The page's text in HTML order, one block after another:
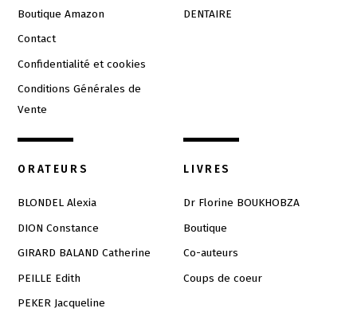
Boutique Amazon
Contact
Confidentialité et cookies
Conditions Générales de
Vente
DENTAIRE
ORATEURS
BLONDEL Alexia
DION Constance
GIRARD BALAND Catherine
PEILLE Edith
PEKER Jacqueline
LIVRES
Dr Florine BOUKHOBZA
Boutique
Co-auteurs
Coups de coeur